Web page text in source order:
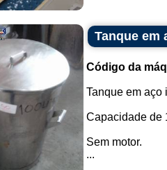
Tanque em
Código da
Tanque em aço
Capacidade de
Sem motor.
...